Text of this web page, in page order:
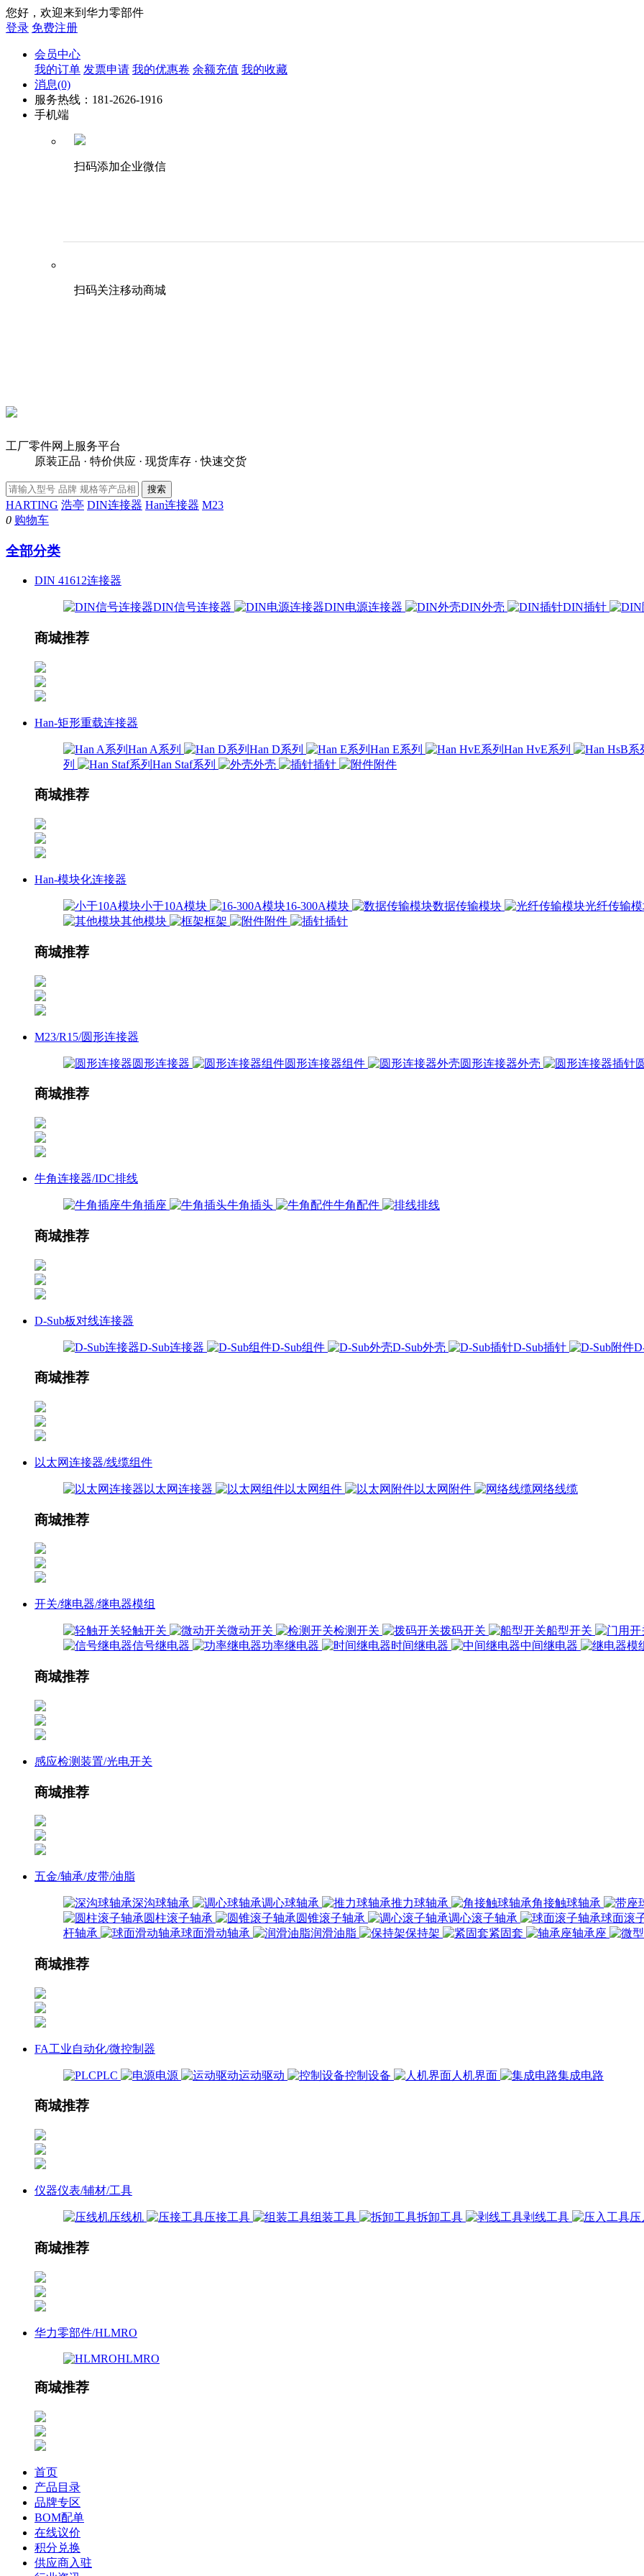
您好，欢迎来到华力零部件
登录 免费注册
会员中心
我的订单 发票申请 我的优惠卷 余额充值 我的收藏
消息(0)
服务热线：181-2626-1916
手机端
扫码添加企业微信
扫码关注移动商城
工厂零件网上服务平台
原装正品 · 特价供应 · 现货库存 · 快速交货
HARTING 浩亭 DIN连接器 Han连接器 M23
0 购物车
全部分类
DIN 41612连接器
DIN信号连接器 DIN电源连接器 DIN外壳 DIN插针
商城推荐
Han-矩形重载连接器
Han A系列 Han D系列 Han E系列 Han HvE系列
列
Han Staf系列 外壳 插针 附件
商城推荐
Han-模块化连接器
小于10A模块 16-300A模块 数据传输模块 光纤传输
其他模块
框架 附件 插针
商城推荐
M23/R15/圆形连接器
圆形连接器 圆形连接器组件 圆形连接器外壳
商城推荐
牛角连接器/IDC排线
牛角插座 牛角插头 牛角配件 排线
商城推荐
D-Sub板对线连接器
D-Sub连接器 D-Sub组件 D-Sub外壳 D-Sub插针
商城推荐
以太网连接器/线缆组件
以太网连接器 以太网组件 以太网附件 网络线缆
商城推荐
开关/继电器/继电器模组
轻触开关 微动开关 检测开关 拨码开关 船型开关
信号继电器
功率继电器 时间继电器 中间继电器
商城推荐
感应检测装置/光电开关
商城推荐
五金/轴承/皮带/油脂
深沟球轴承 调心球轴承 推力球轴承 角接触球轴承
圆柱滚子轴承
圆锥滚子轴承 调心滚子轴承 球面滚
杆轴承
球面滑动轴承 润滑油脂 保持架 紧固套 轴承座
商城推荐
FA工业自动化/微控制器
PLC 电源 运动驱动 控制设备 人机界面 集成电路
商城推荐
仪器仪表/辅材/工具
压线机 压接工具 组装工具 拆卸工具 剥线工具 压
商城推荐
华力零部件/HLMRO
HLMRO
商城推荐
首页
产品目录
品牌专区
BOM配单
在线议价
积分兑换
供应商入驻